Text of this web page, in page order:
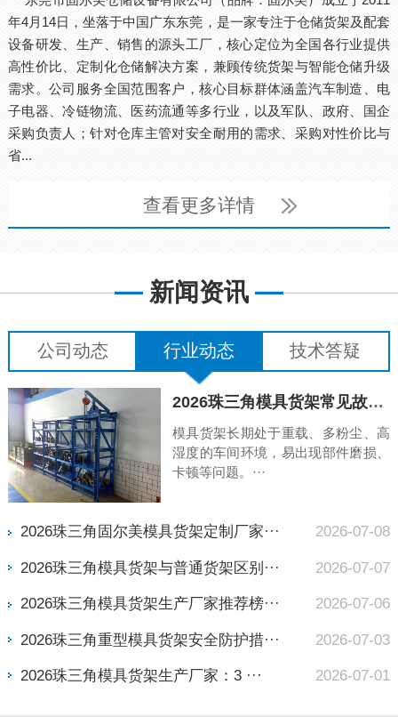
年4月14日，坐落于中国广东东莞，是一家专注于仓储货架及配套
设备研发、生产、销售的源头工厂，核心定位为全国各行业提供
高性价比、定制化仓储解决方案，兼顾传统货架与智能仓储升级
需求。公司服务全国范围客户，核心目标群体涵盖汽车制造、电
子电器、冷链物流、医药流通等多行业，以及军队、政府、国企
采购负责人；针对仓库主管对安全耐用的需求、采购对性价比与
省...
查看更多详情
新闻资讯
公司动态 行业动态 技术答疑
2026珠三角模具货架常见故障排查与维修保养手册
模具货架长期处于重载、多粉尘、高
湿度的车间环境，易出现部件磨损、
卡顿等问题。···
2026珠三角固尔美模具货架定制厂家··· 2026-07-08
2026珠三角模具货架与普通货架区别··· 2026-07-07
2026珠三角模具货架生产厂家推荐榜··· 2026-07-06
2026珠三角重型模具货架安全防护措··· 2026-07-03
2026珠三角模具货架生产厂家：3 ··· 2026-07-01